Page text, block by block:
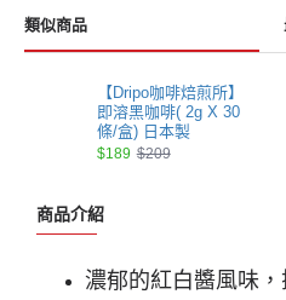
類似商品
【Dripo咖啡焙煎所】
即溶黑咖啡( 2g X 30
條/盒) 日本製
$189 $209
商品介紹
濃郁的紅白醬風味